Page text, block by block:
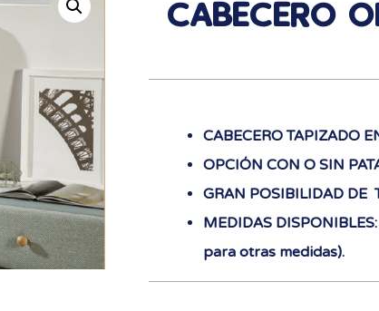
CABECERO
CABECERO TAPIZADO
OPCIÓN CON O SIN
GRAN POSIBILIDAD DE
MEDIDAS
para otras medidas).